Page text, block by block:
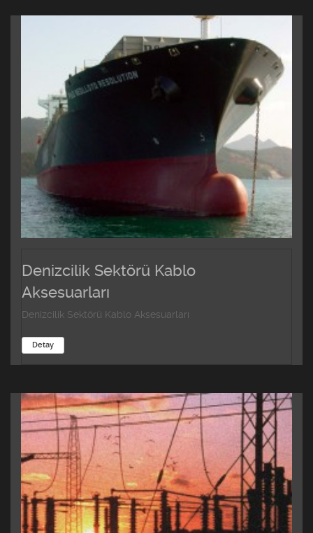
Denizcilik Sektörü Kablo
Aksesuarları
Denizcilik Sektörü Kablo Aksesuarları
Detay